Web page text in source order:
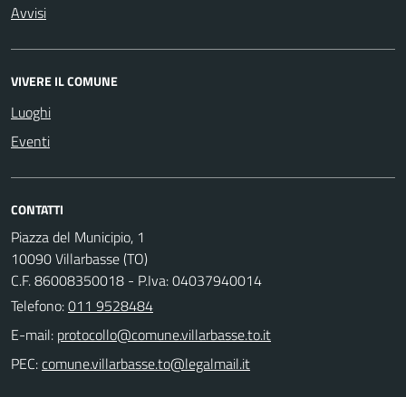
Avvisi
VIVERE IL COMUNE
Luoghi
Eventi
CONTATTI
Piazza del Municipio, 1
10090 Villarbasse (TO)
C.F. 86008350018 - P.Iva: 04037940014
Telefono:011 9528484
E-mail:
PEC: